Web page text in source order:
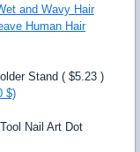
and Wavy Hair
Human Hair
Stand ( $5.23 )
$)
Nail Art Dot